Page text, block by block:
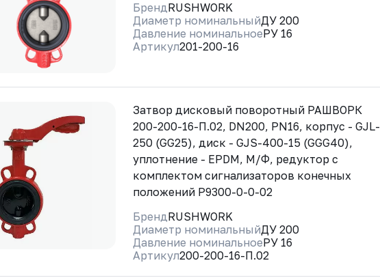
БрендRUSHWORK
Диаметр номинальныйДУ 200
Давление номинальноеРУ 16
Артикул201-200-16
Затвор дисковый поворотный РАШВОРК
200-200-16-П.02, DN200, PN16, корпус - GJL-
250 (GG25), диск - GJS-400-15 (GGG40),
уплотнение - EPDM, М/Ф, редуктор с
комплектом сигнализаторов конечных
положений Р9300-0-0-02
БрендRUSHWORK
Диаметр номинальныйДУ 200
Давление номинальноеРУ 16
Артикул200-200-16-П.02